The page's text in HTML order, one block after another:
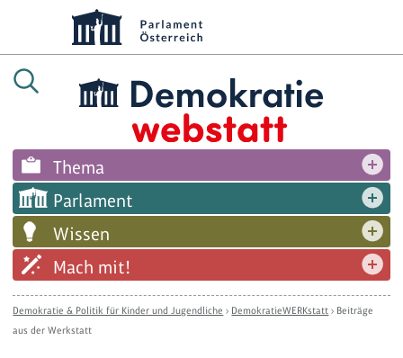
Thema
Parlament
Wissen
Mach mit!
Demokratie & Politik für Kinder und Jugendliche › DemokratieWERKstatt › Beiträge
aus der Werkstatt